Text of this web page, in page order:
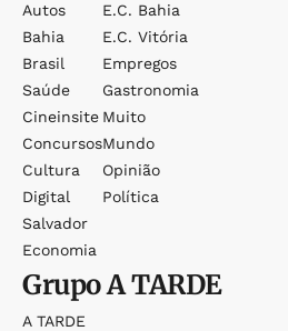
Autos
Bahia
Brasil
Saúde
Cineinsite
Concursos
Cultura
Digital
Salvador
Economia
E.c. Bahia
E.c. Vitória
Empregos
Gastronomia
Muito
Mundo
Opinião
Política
GrupoA TARDE
A TARDE